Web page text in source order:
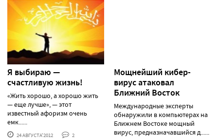
Я выбираю —
счастливую жизнь!
«Жить хорошо, а хорошо жить
— еще лучше», — этот
известный афоризм очень
емк......
24 АВГУСТА'2012 2
Мощнейший кибер-
вирус атаковал
Ближний Восток
Международные эксперты
обнаружили в компьютерах на
Ближнем Востоке мощный
вирус, предназначавшийся д......